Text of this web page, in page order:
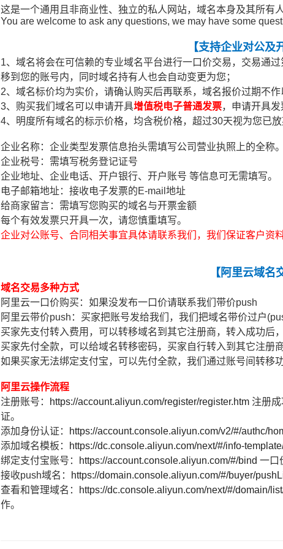
这是一个通用且非商业性、独立的私人网站，域名本身及其所有
You are welcome to ask any questions, we may have some
【支持企业对公及
1、域名将会在可信赖的专业域名平台进行一口价交易，交易通
移到您的账号内，同时域名持有人也会自动变更为您；
2、域名标价均为实价，请确认购买后再联系，域名报价过期不
3、购买我们域名可以申请开具增值税电子普通发票，申请开具
4、明度所有域名的标示价格，均含税价格，超过30天视为您已放
企业名称：企业类型发票信息抬头需填写公司营业执照上的全称。
企业税号：需填写税务登记证号
企业地址、企业电话、开户银行、开户账号 等信息可无需填写。
电子邮箱地址：接收电子发票的E-mail地址
给商家留言：需填写您购买的域名与开票金额
每个有效发票只开具一次，请您慎重填写。
企业对公账号、合同相关事宜具体请联系我们，我们保证客户资
【 阿里云域名
域名交易多种方式
阿里云一口价购买：如果没发布一口价请联系我们带价push
阿里云带价push：买家把账号发给我们，我们把域名带价过户
买家先支付转入费用，可以转移域名到其它注册商，转入成功后
买家先付全款，可以给域名转移密码，买家自行转入到其它注册商
如果买家无法绑定支付宝，可以先付全款，我们通过账号间转移
阿里云操作流程
注册账号：
https://account.aliyun.com/register/register.htm 注册
证。
添加身份认证：
https://account.console.aliyun.com/v2/#/authc/
添加域名模板：
https://dc.console.aliyun.com/next/#/info-
绑定支付宝账号：
https://account.console.aliyun.com/#/bind 一口
接收push域名：
https://domain.console.aliyun.com/#/buyer/
查看和管理域名：
https://dc.console.aliyun.com/next/#/domain/
作。